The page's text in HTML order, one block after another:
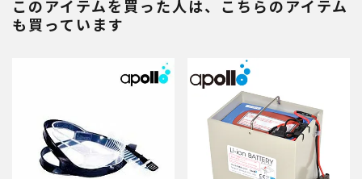
このアイテムを買った人は、こちらのアイテム
も買っています